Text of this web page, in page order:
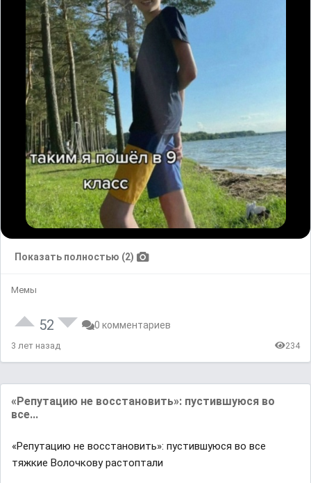
Показать полностью (2)
Мемы
52 0 комментариев
3 лет назад 234
«Репутацию не восстановить»: пустившуюся во
все...
«Репутацию не восстановить»: пустившуюся во все
тяжкие Волочкову растоптали